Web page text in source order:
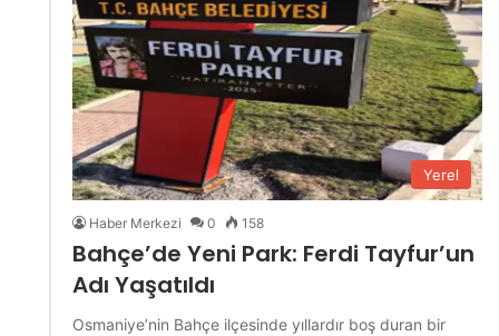
Yerel
Haber Merkezi 0 158
Bahçe’de Yeni Park: Ferdi Tayfur’un
Adı Yaşatıldı
Osmaniye’nin Bahçe ilçesinde yıllardır boş duran bir